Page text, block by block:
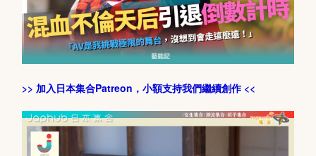
>> 加入日本集合Patreon，小額支持我們繼續創作 <<